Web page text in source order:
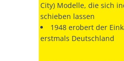
City) Modelle, die sich
schieben lassen
1948 erobert der
erstmals Deutschland